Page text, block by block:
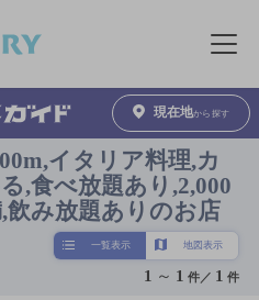
メニュ
現在地から探す
イタリア料理,カ
,食べ放題あり,2,000
飲み放題ありのお店
一覧表示 地図表示
1 ～ 1 件／ 1 件